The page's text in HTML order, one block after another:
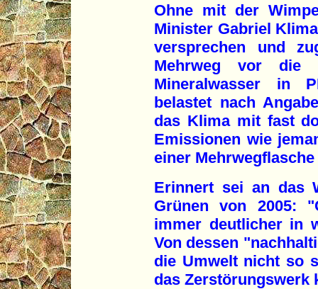
Ohne mit der
Minister Gabriel
versprechen und
Mehrweg vor die
Mineralwasser in
belastet nach
das Klima mit fast
Emissionen wie
einer
Erinnert sei an das
Grünen von 2005:
immer deutlicher in
Von dessen
die Umwelt nicht so
das Zerstörungswerk